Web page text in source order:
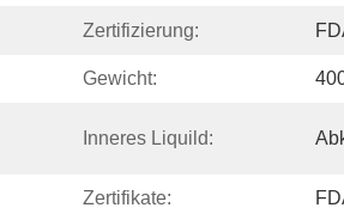
Zertifizierung:
Gewicht:
Inneres Liquild:
Zertifikate: